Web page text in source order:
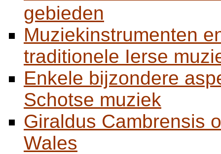
gebieden
Muziekinstrumenten
traditionele Ierse
Enkele bijzondere
Schotse muziek
Giraldus Cambrensis
Wales